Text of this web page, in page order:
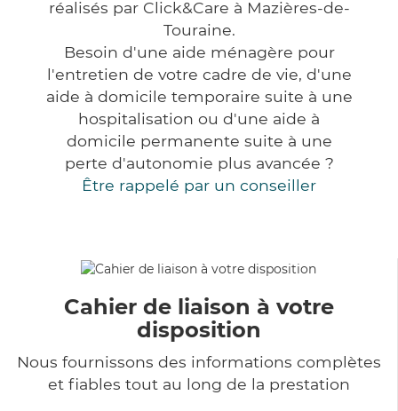
réalisés par Click&Care à Mazières-de-
Touraine.
Besoin d'une aide ménagère pour
l'entretien de votre cadre de vie, d'une
aide à domicile temporaire suite à une
hospitalisation ou d'une aide à
domicile permanente suite à une
perte d'autonomie plus avancée ?
Être rappelé par un conseiller
Cahier de liaison à votre
disposition
Nous fournissons des informations complètes
et fiables tout au long de la prestation